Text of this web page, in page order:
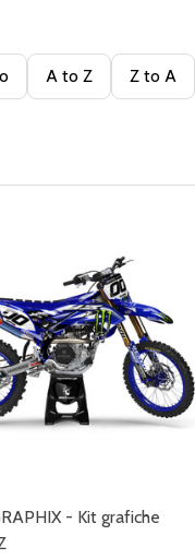
A to Z Z to A
- Kit grafiche